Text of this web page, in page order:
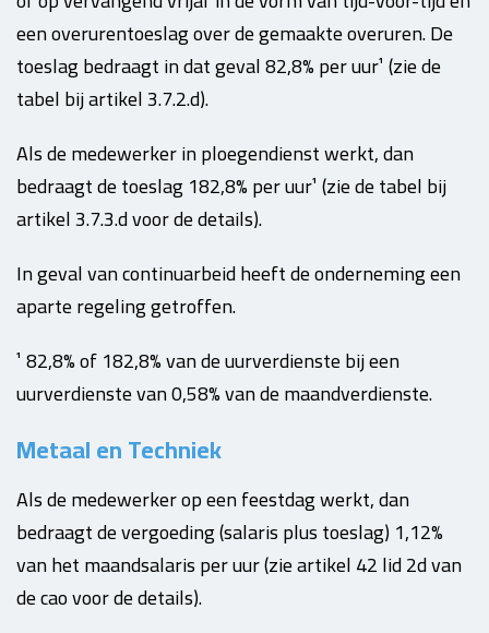
een overurentoeslag over de gemaakte overuren. De
toeslag bedraagt in dat geval 82,8% per uur¹ (zie de
tabel bij artikel 3.7.2.d).
Als de medewerker in ploegendienst werkt, dan
bedraagt de toeslag 182,8% per uur¹ (zie de tabel bij
artikel 3.7.3.d voor de details).
In geval van continuarbeid heeft de onderneming een
aparte regeling getroffen.
¹ 82,8% of 182,8% van de uurverdienste bij een
uurverdienste van 0,58% van de maandverdienste.
Metaal en Techniek
Als de medewerker op een feestdag werkt, dan
bedraagt de vergoeding (salaris plus toeslag) 1,12%
van het maandsalaris per uur (zie artikel 42 lid 2d van
de cao voor de details).